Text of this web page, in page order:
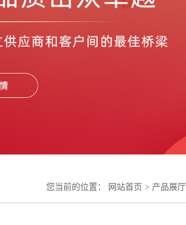
您当前的位置： 网站首页 > 产品展厅